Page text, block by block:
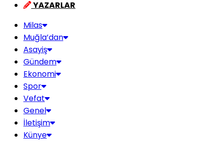
YAZARLAR
Milas
Muğla’dan
Asayiş
Gündem
Ekonomi
Spor
Vefat
Genel
İletişim
Künye